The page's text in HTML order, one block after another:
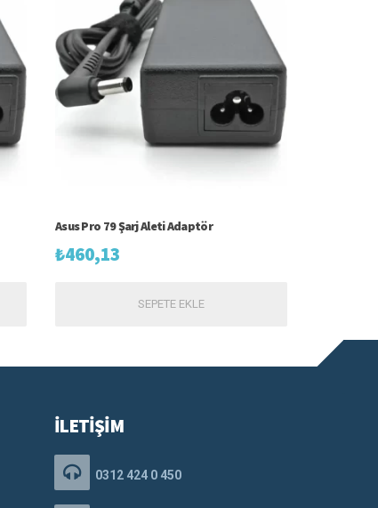
Asus Pro 79 Şarj Aleti Adaptör
₺460,13
SEPETE EKLE
İLETİŞİM
0312 424 0 450